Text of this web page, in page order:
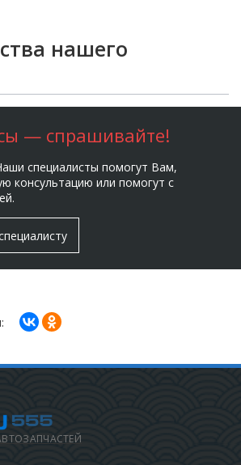
нашего
— спрашивайте!
специалисты помогут Вам,
консультацию или помогут с